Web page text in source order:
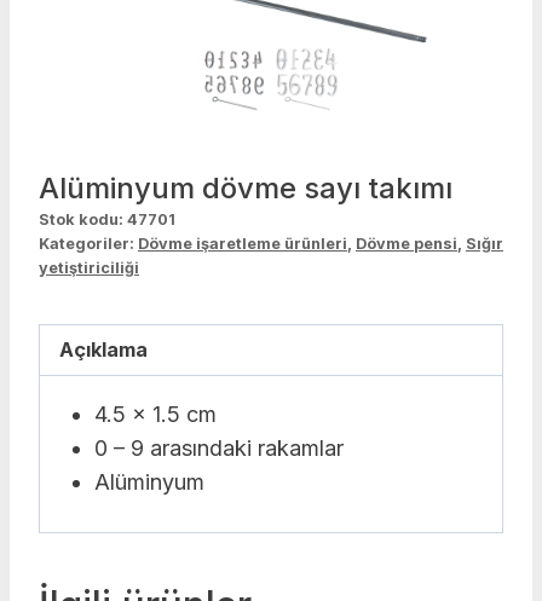
Alüminyum dövme sayı takımı
Stok kodu: 47701
Kategoriler: Dövme işaretleme ürünleri, Dövme pensi, Sığır
yetiştiriciliği
Açıklama
4.5 x 1.5 cm
0 – 9 arasındaki rakamlar
Alüminyum